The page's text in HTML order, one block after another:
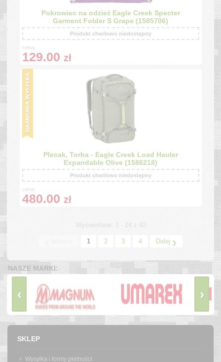
Pokrowiec na odzież Eagle Creek Specter
Garment Folder S Grape (1585706)
Produkt chwilowo niedostępny
cena:
129.00 zł
Plecak, Torba - Eagle Creek Load Hauler
Expandable Olive (1586218)
Produkt chwilowo niedostępny
cena:
480.00 zł
Wyświetlane: 1 - 24 z 92
1 2 3 4 Dalej ›
NASZE MARKI:
‹ ›
SKLEP
Wysyłka i formy płatności